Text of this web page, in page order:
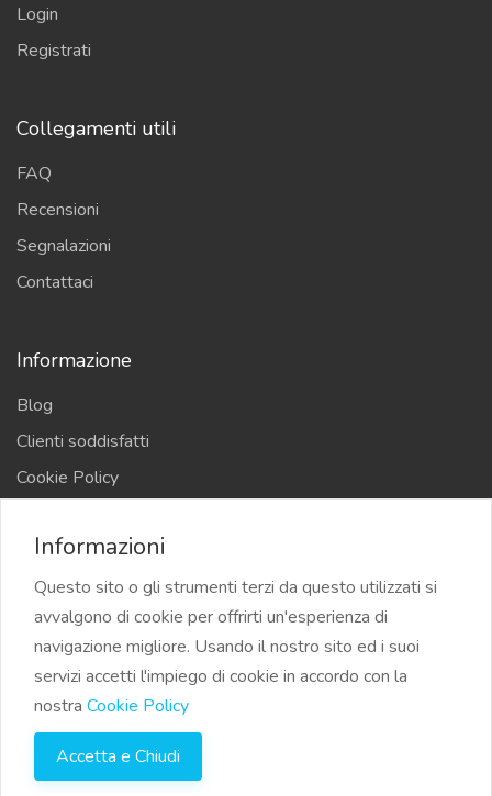
Login
Registrati
Collegamenti utili
FAQ
Recensioni
Segnalazioni
Contattaci
Informazione
Blog
Clienti soddisfatti
Cookie Policy
Termini e Condizioni
©2023 Su24.it Biglietto da visita digitale per aziende e
professionisti | Tutti i diritti riservati
Informazioni
Questo sito o gli strumenti terzi da questo utilizzati si
avvalgono di cookie per offrirti un'esperienza di
navigazione migliore. Usando il nostro sito ed i suoi
servizi accetti l'impiego di cookie in accordo con la
nostra Cookie Policy
Accetta e Chiudi